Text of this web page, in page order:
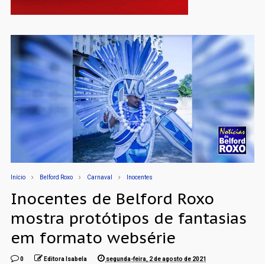
Início Belford Roxo Carnaval Inocentes
Inocentes de Belford Roxo
mostra protótipos de fantasias
em formato websérie
0 Editora Isabela segunda-feira, 2 de agosto de 2021